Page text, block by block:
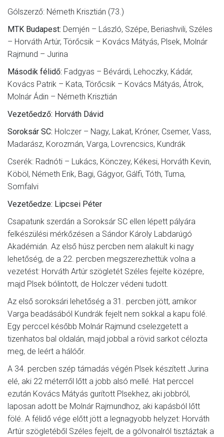
Gólszerző: Németh Krisztián (73.)
MTK Budapest: Demjén – László, Szépe, Beriashvili, Széles
– Horváth Artúr, Törőcsik – Kovács Mátyás, Plsek, Molnár
Rajmund – Jurina
Második félidő: Fadgyas – Bévárdi, Lehoczky, Kádár,
Kovács Patrik – Kata, Törőcsik – Kovács Mátyás, Átrok,
Molnár Ádin – Németh Krisztián
Vezetőedző: Horváth Dávid
Soroksár SC: Holczer – Nagy, Lakat, Króner, Csemer, Vass,
Madarász, Korozmán, Varga, Lovrencsics, Kundrák
Cserék: Radnóti – Lukács, Könczey, Kékesi, Horváth Kevin,
Köböl, Németh Erik, Bagi, Gágyor, Gálfi, Tóth, Tuma,
Somfalvi
Vezetőedze: Lipcsei Péter
Csapatunk szerdán a Soroksár SC ellen lépett pályára
felkészülési mérkőzésen a Sándor Károly Labdarúgó
Akadémián. Az első húsz percben nem alakult ki nagy
lehetőség, de a 22. percben megszerezhettük volna a
vezetést: Horváth Artúr szögletét Széles fejelte középre,
majd Plsek bólintott, de Holczer védeni tudott.
Az első soroksári lehetőség a 31. percben jött, amikor
Varga beadásából Kundrák fejelt nem sokkal a kapu fölé.
Egy perccel később Molnár Rajmund cselezgetett a
tizenhatos bal oldalán, majd jobbal a rövid sarkot célozta
meg, de leért a hálóőr.
A 34. percben szép támadás végén Plsek készített Jurina
elé, aki 22 méterről lőtt a jobb alsó mellé. Hat perccel
ezután Kovács Mátyás gurított Plsekhez, aki jobbról,
laposan adott be Molnár Rajmundhoz, aki kapásból lőtt
fölé. A félidő vége előtt jött a legnagyobb helyzet: Horváth
Artúr szögletéből Széles fejelt, de a gólvonalról tisztáztak a